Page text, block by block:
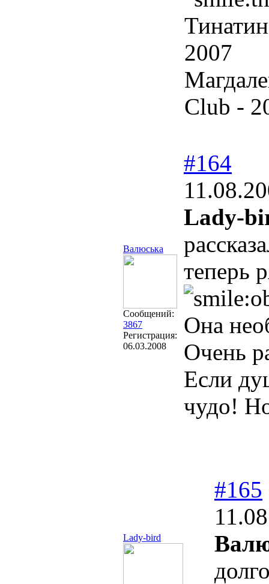
2007
Club -
Валюська
Сообщений:
3867
Регистрация:
06.03.2008
#164
Lady-
теперь
Она
Очень
Если
чудо!
Lady-bird
#165